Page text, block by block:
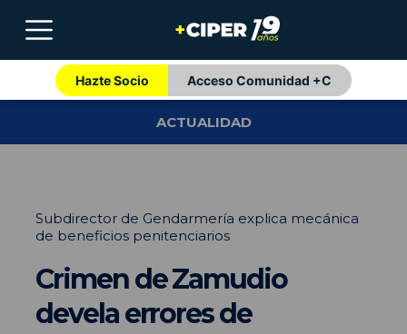
Hazte Socio Acceso Comunidad +C
ACTUALIDAD
Subdirector de Gendarmería explica mecánica
de beneficios penitenciarios
Crimen de Zamudio
devela errores de